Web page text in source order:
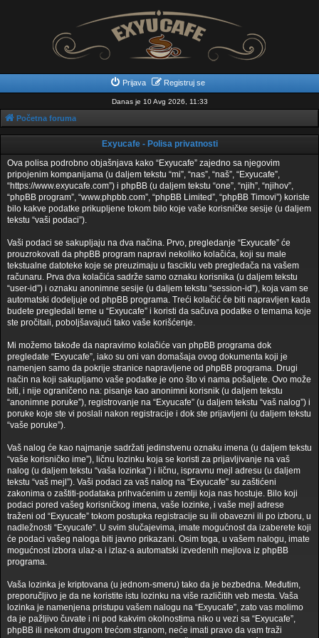
Prijava Registruj se
Danas je 10 Avg 2026, 11:33
Početna foruma
Exyucafe - Polisa privatnosti
Ova polisa podrobno objašnjava kako “Exyucafe” zajedno sa njegovim
pripojenim kompanijama (u daljem tekstu “mi”, “nas”, “naš”, “Exyucafe”,
“https://www.exyucafe.com”) i phpBB (u daljem tekstu “one”, “njih”, “njihov”,
“phpBB program”, “www.phpbb.com”, “phpBB Limited”, “phpBB Timovi”) koriste
bilo kakve podatke prikupljene tokom bilo koje vaše korisničke sesije (u daljem
tekstu “vaši podaci”).
Vaši podaci se sakupljaju na dva načina. Prvo, pregledanje “Exyucafe” će
prouzrokovati da phpBB program napravi nekoliko kolačića, koji su male
tekstualne datoteke koje se preuzimaju u fasciklu veb pregledača na vašem
računaru. Prva dva kolačića sadrže samo oznaku korisnika (u daljem tekstu
“user-id”) i oznaku anonimne sesije (u daljem tekstu “session-id”), koja vam se
automatski dodeljuje od phpBB programa. Treći kolačić će biti napravljen kada
budete pregledali teme u “Exyucafe” i koristi da sačuva podatke o temama koje
ste pročitali, poboljšavajući tako vaše korišćenje.
Mi možemo takođe da napravimo kolačiće van phpBB programa dok
pregledate “Exyucafe”, iako su oni van domašaja ovog dokumenta koji je
namenjen samo da pokrije stranice napravljene od phpBB programa. Drugi
način na koji sakupljamo vaše podatke je ono što vi nama pošaljete. Ovo može
biti, i nije ograničeno na: pisanje kao anonimni korisnik (u daljem tekstu
“anonimne poruke”), registrovanje na “Exyucafe” (u daljem tekstu “vaš nalog”) i
poruke koje ste vi poslali nakon registracije i dok ste prijavljeni (u daljem tekstu
“vaše poruke”).
Vaš nalog će kao najmanje sadržati jedinstvenu oznaku imena (u daljem tekstu
“vaše korisničko ime”), ličnu lozinku koja se koristi za prijavljivanje na vaš
nalog (u daljem tekstu “vaša lozinka”) i ličnu, ispravnu mejl adresu (u daljem
tekstu “vaš mejl”). Vaši podaci za vaš nalog na “Exyucafe” su zaštićeni
zakonima o zaštiti-podataka prihvaćenim u zemlji koja nas hostuje. Bilo koji
podaci pored vašeg korisničkog imena, vaše lozinke, i vaše mejl adrese
traženi od “Exyucafe” tokom postupka registracije su ili obavezni ili po izboru, u
nadležnosti “Exyucafe”. U svim slučajevima, imate mogućnost da izaberete koji
će podaci vašeg naloga biti javno prikazani. Osim toga, u vašem nalogu, imate
mogućnost izbora ulaz-a i izlaz-a automatski izvedenih mejlova iz phpBB
programa.
Vaša lozinka je kriptovana (u jednom-smeru) tako da je bezbedna. Međutim,
preporučljivo je da ne koristite istu lozinku na više različitih veb mesta. Vaša
lozinka je namenjena pristupu vašem nalogu na “Exyucafe”, zato vas molimo
da je pažljivo čuvate i ni pod kakvim okolnostima niko u vezi sa “Exyucafe”,
phpBB ili nekom drugom trećom stranom, neće imati pravo da vam traži